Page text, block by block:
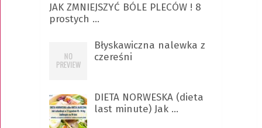
JAK ZMNIEJSZYĆ BÓLE PLECÓW ! 8
prostych …
Błyskawiczna nalewka z
czereśni
DIETA NORWESKA (dieta
last minute) Jak …